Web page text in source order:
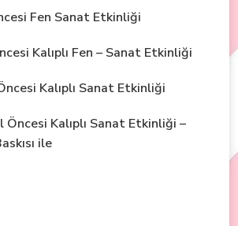
Fen Sanat Etkinliği
Kalıplı Fen – Sanat Etkinliği
Kalıplı Sanat Etkinliği
Öncesi Kalıplı Sanat Etkinliği –
ile